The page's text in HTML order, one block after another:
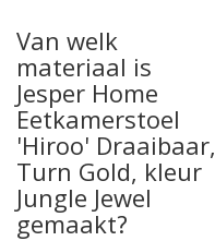
Van welk
materiaal is
Jesper Home
Eetkamerstoel
'Hiroo' Draaibaar,
Turn Gold, kleur
Jungle Jewel
gemaakt?